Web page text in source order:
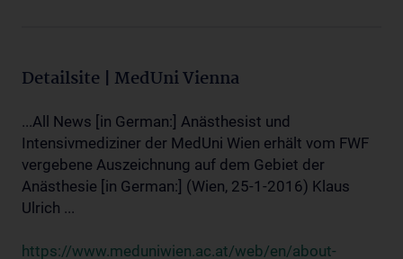
Detailsite | MedUni Vienna
...All News [in German:] Anästhesist und
Intensivmediziner der MedUni Wien erhält vom FWF
vergebene Auszeichnung auf dem Gebiet der
Anästhesie [in German:] (Wien, 25-1-2016) Klaus
Ulrich ...
https://www.meduniwien.ac.at/web/en/about-